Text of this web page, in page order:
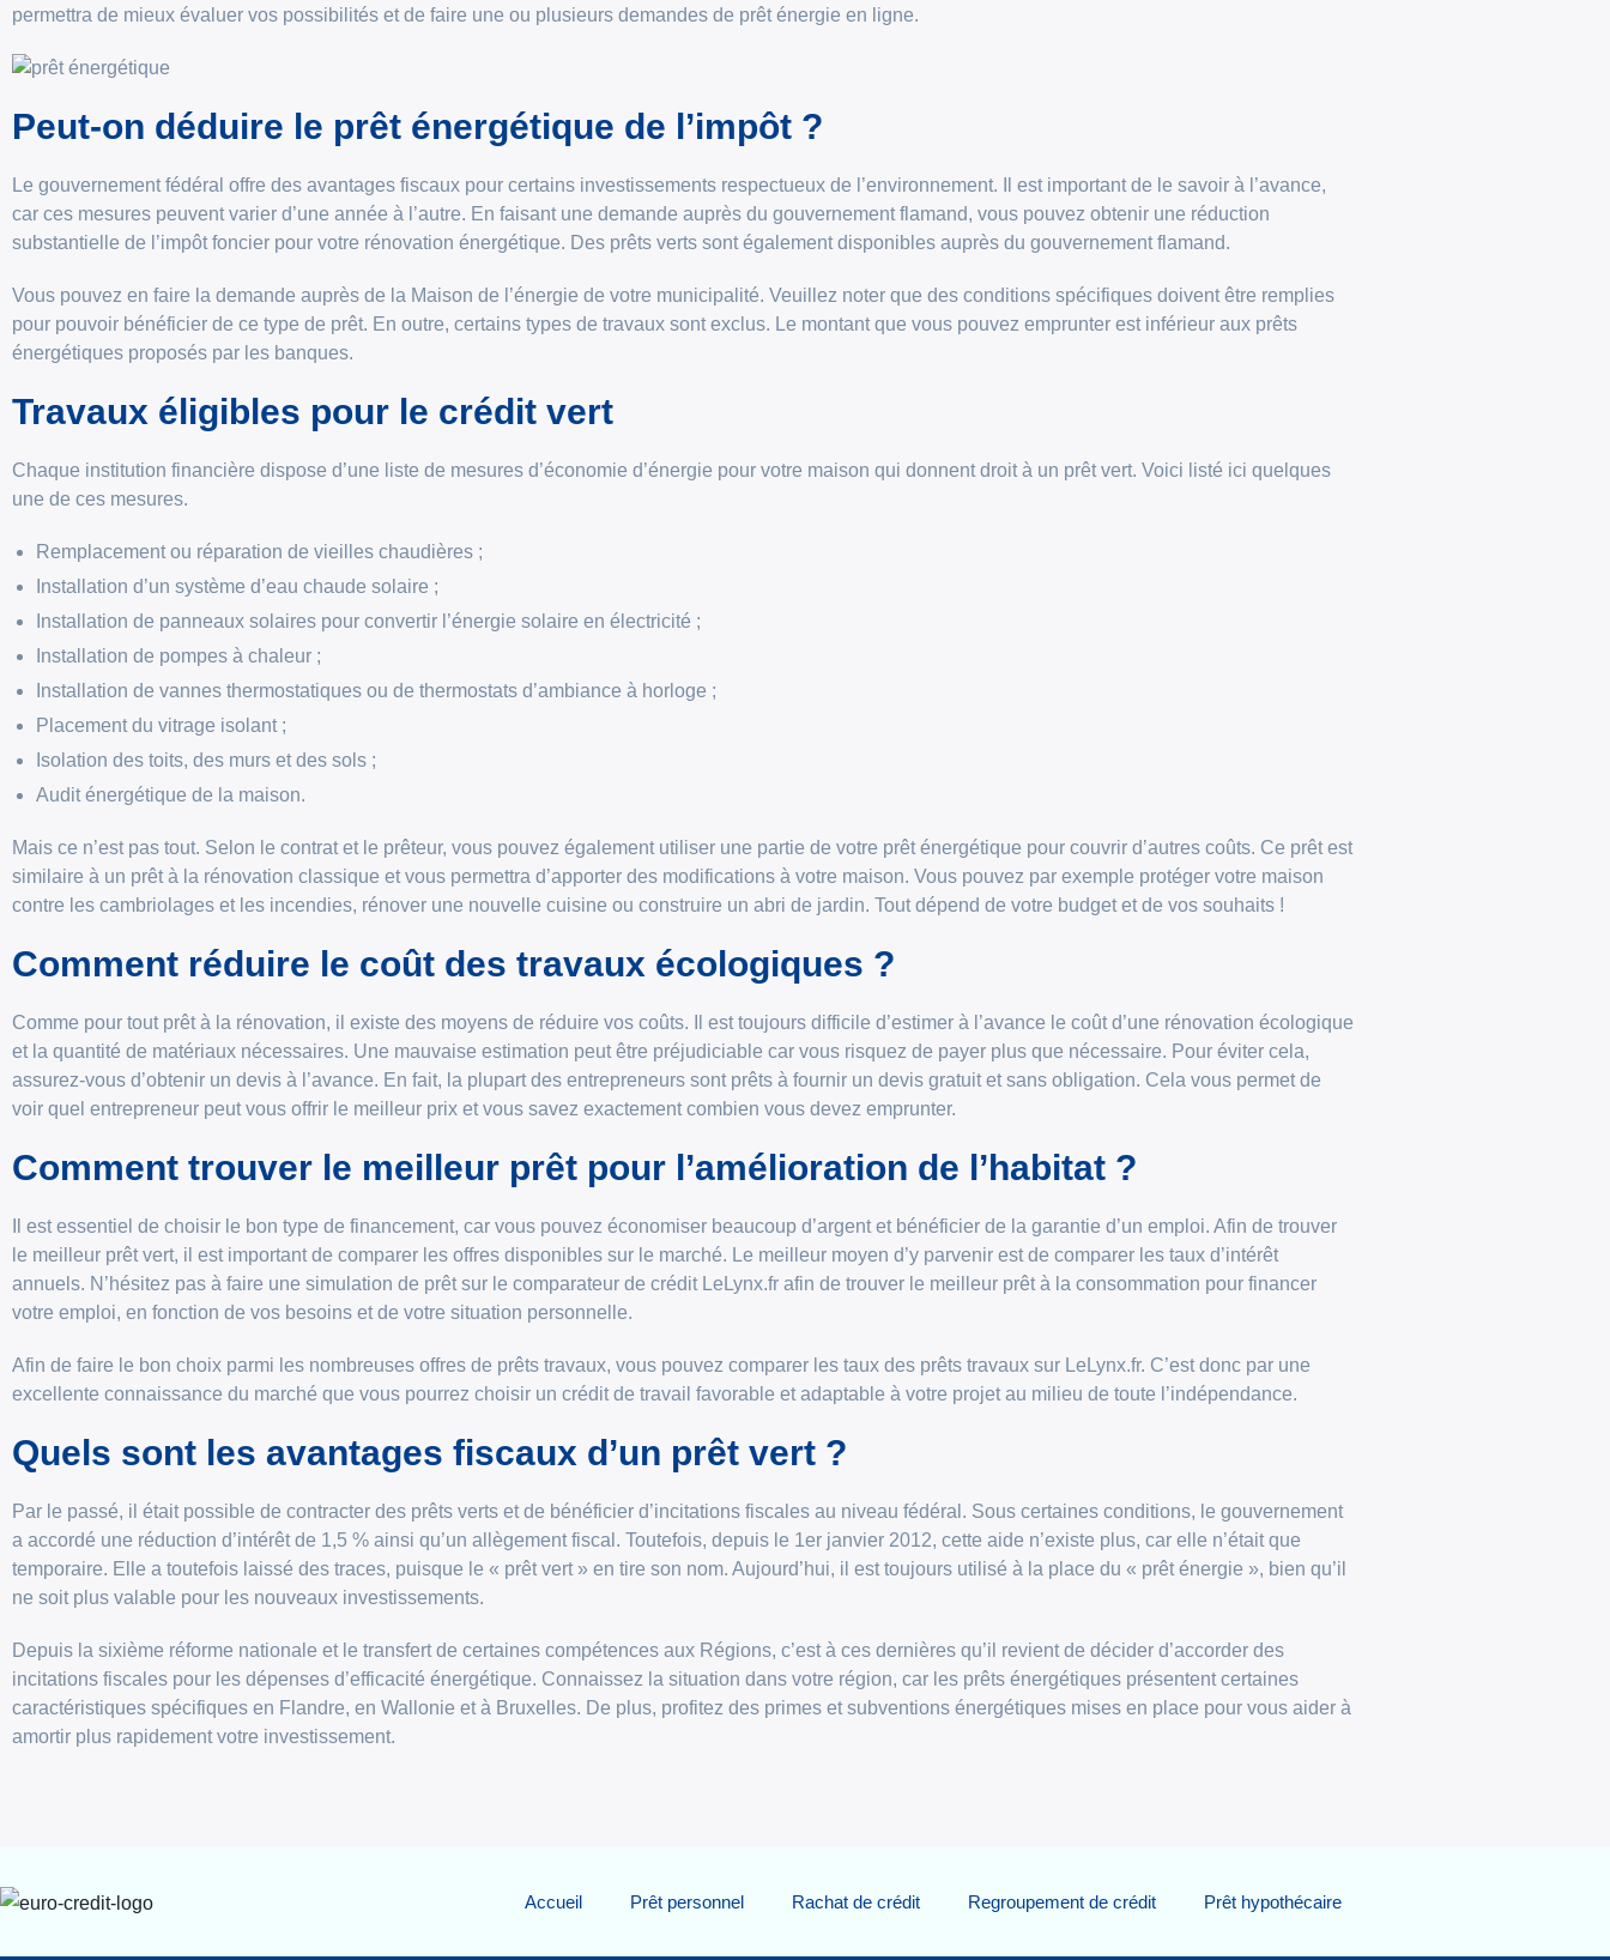
Accueil Prêt personnel Rachat de crédit Regroupement de crédit Prêt hypothécaire
permettra de mieux évaluer vos possibilités et de faire une ou plusieurs demandes de prêt énergie en ligne.
Peut-on déduire le prêt énergétique de l’impôt ?
Le gouvernement fédéral offre des avantages fiscaux pour certains investissements respectueux de l’environnement. Il est important de le savoir à l’avance,
car ces mesures peuvent varier d’une année à l’autre. En faisant une demande auprès du gouvernement flamand, vous pouvez obtenir une réduction
substantielle de l’impôt foncier pour votre rénovation énergétique. Des prêts verts sont également disponibles auprès du gouvernement flamand.
Vous pouvez en faire la demande auprès de la Maison de l’énergie de votre municipalité. Veuillez noter que des conditions spécifiques doivent être remplies
pour pouvoir bénéficier de ce type de prêt. En outre, certains types de travaux sont exclus. Le montant que vous pouvez emprunter est inférieur aux prêts
énergétiques proposés par les banques.
Travaux éligibles pour le crédit vert
Chaque institution financière dispose d’une liste de mesures d’économie d’énergie pour votre maison qui donnent droit à un prêt vert. Voici listé ici quelques
une de ces mesures.
Remplacement ou réparation de vieilles chaudières ;
Installation d’un système d’eau chaude solaire ;
Installation de panneaux solaires pour convertir l’énergie solaire en électricité ;
Installation de pompes à chaleur ;
Installation de vannes thermostatiques ou de thermostats d’ambiance à horloge ;
Placement du vitrage isolant ;
Isolation des toits, des murs et des sols ;
Audit énergétique de la maison.
Mais ce n’est pas tout. Selon le contrat et le prêteur, vous pouvez également utiliser une partie de votre prêt énergétique pour couvrir d’autres coûts. Ce prêt est
similaire à un prêt à la rénovation classique et vous permettra d’apporter des modifications à votre maison. Vous pouvez par exemple protéger votre maison
contre les cambriolages et les incendies, rénover une nouvelle cuisine ou construire un abri de jardin. Tout dépend de votre budget et de vos souhaits !
Comment réduire le coût des travaux écologiques ?
Comme pour tout prêt à la rénovation, il existe des moyens de réduire vos coûts. Il est toujours difficile d’estimer à l’avance le coût d’une rénovation écologique
et la quantité de matériaux nécessaires. Une mauvaise estimation peut être préjudiciable car vous risquez de payer plus que nécessaire. Pour éviter cela,
assurez-vous d’obtenir un devis à l’avance. En fait, la plupart des entrepreneurs sont prêts à fournir un devis gratuit et sans obligation. Cela vous permet de
voir quel entrepreneur peut vous offrir le meilleur prix et vous savez exactement combien vous devez emprunter.
Comment trouver le meilleur prêt pour l’amélioration de l’habitat ?
Il est essentiel de choisir le bon type de financement, car vous pouvez économiser beaucoup d’argent et bénéficier de la garantie d’un emploi. Afin de trouver
le meilleur prêt vert, il est important de comparer les offres disponibles sur le marché. Le meilleur moyen d’y parvenir est de comparer les taux d’intérêt
annuels. N’hésitez pas à faire une simulation de prêt sur le comparateur de crédit LeLynx.fr afin de trouver le meilleur prêt à la consommation pour financer
votre emploi, en fonction de vos besoins et de votre situation personnelle.
Afin de faire le bon choix parmi les nombreuses offres de prêts travaux, vous pouvez comparer les taux des prêts travaux sur LeLynx.fr. C’est donc par une
excellente connaissance du marché que vous pourrez choisir un crédit de travail favorable et adaptable à votre projet au milieu de toute l’indépendance.
Quels sont les avantages fiscaux d’un prêt vert ?
Par le passé, il était possible de contracter des prêts verts et de bénéficier d’incitations fiscales au niveau fédéral. Sous certaines conditions, le gouvernement
a accordé une réduction d’intérêt de 1,5 % ainsi qu’un allègement fiscal. Toutefois, depuis le 1er janvier 2012, cette aide n’existe plus, car elle n’était que
temporaire. Elle a toutefois laissé des traces, puisque le « prêt vert » en tire son nom. Aujourd’hui, il est toujours utilisé à la place du « prêt énergie », bien qu’il
ne soit plus valable pour les nouveaux investissements.
Depuis la sixième réforme nationale et le transfert de certaines compétences aux Régions, c’est à ces dernières qu’il revient de décider d’accorder des
incitations fiscales pour les dépenses d’efficacité énergétique. Connaissez la situation dans votre région, car les prêts énergétiques présentent certaines
caractéristiques spécifiques en Flandre, en Wallonie et à Bruxelles. De plus, profitez des primes et subventions énergétiques mises en place pour vous aider à
amortir plus rapidement votre investissement.